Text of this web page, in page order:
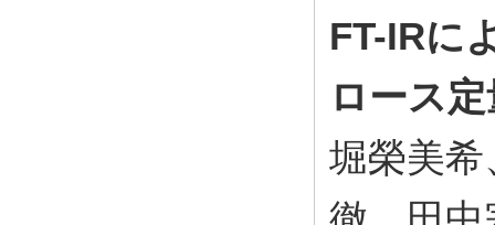
FT-IRに
ロース
堀榮美